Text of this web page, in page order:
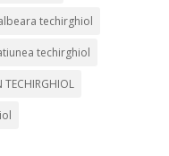
techirghiol
techirghiol
TECHIRGHIOL